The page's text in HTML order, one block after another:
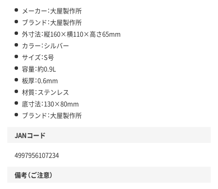
メーカー：大屋製作所
ブランド：大屋製作所
外寸法：縦160×横110×高さ65mm
カラー：シルバー
サイズ：S号
容量：約0.9L
板厚：0.6mm
材質：ステンレス
底寸法：130×80mm
ブランド：大屋製作所
JANコード
4997956107234
備考（ご注意）